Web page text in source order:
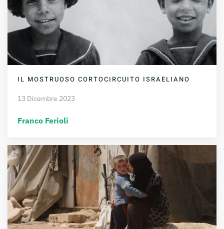
IL MOSTRUOSO CORTOCIRCUITO ISRAELIANO
13 Dicembre 2023
Franco Ferioli